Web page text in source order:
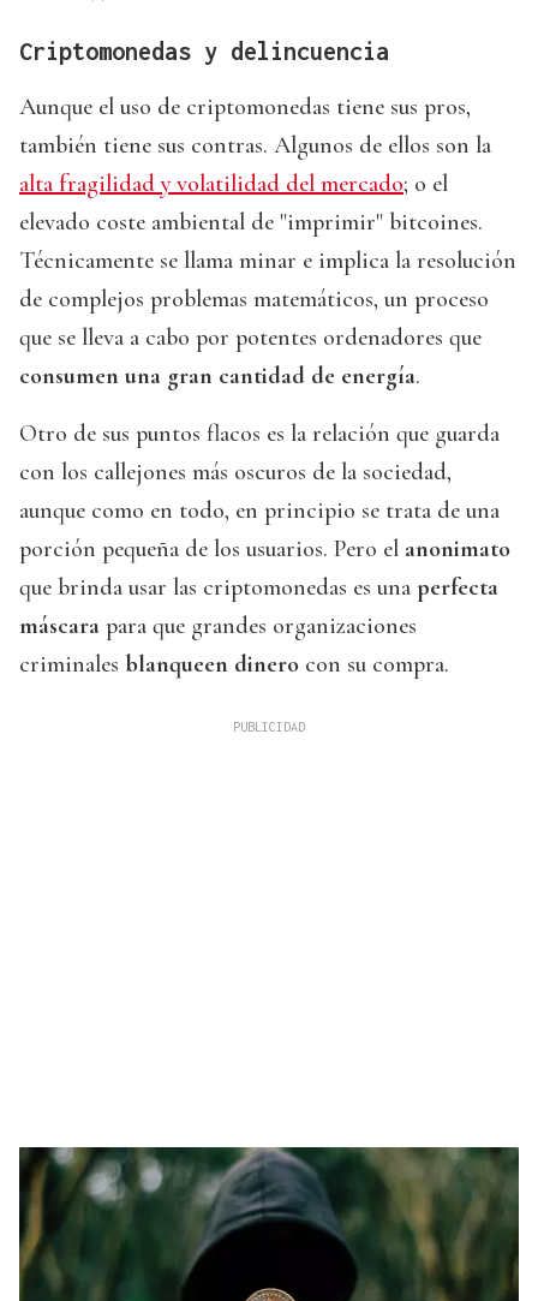
Criptomonedas y delincuencia
Aunque el uso de criptomonedas tiene sus pros,
también tiene sus contras. Algunos de ellos son la
alta fragilidad y volatilidad del mercado; o el
elevado coste ambiental de "imprimir" bitcoines.
Técnicamente se llama minar e implica la resolución
de complejos problemas matemáticos, un proceso
que se lleva a cabo por potentes ordenadores que
consumen una gran cantidad de energía.
Otro de sus puntos flacos es la relación que guarda
con los callejones más oscuros de la sociedad,
aunque como en todo, en principio se trata de una
porción pequeña de los usuarios. Pero el anonimato
que brinda usar las criptomonedas es una perfecta
máscara para que grandes organizaciones
criminales blanqueen dinero con su compra.